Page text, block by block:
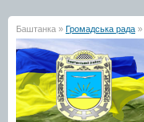
Баштанка » Громадська рада »